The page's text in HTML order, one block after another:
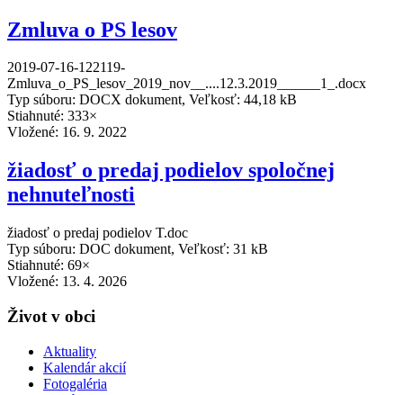
Zmluva o PS lesov
2019-07-16-122119-
Zmluva_o_PS_lesov_2019_nov__....12.3.2019______1_.docx
Typ súboru: DOCX dokument, Veľkosť: 44,18 kB
Stiahnuté: 333×
Vložené: 16. 9. 2022
žiadosť o predaj podielov spoločnej
nehnuteľnosti
žiadosť o predaj podielov T.doc
Typ súboru: DOC dokument, Veľkosť: 31 kB
Stiahnuté: 69×
Vložené: 13. 4. 2026
Život v obci
Aktuality
Kalendár akcií
Fotogaléria